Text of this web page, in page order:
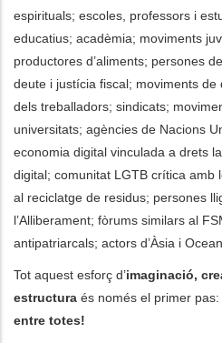
espirituals; escoles, professors i
educatius; acadèmia; moviments
productores d’aliments; persones
deute i justícia fiscal; moviments
dels treballadors; sindicats;
universitats; agències de Nacions
economia digital vinculada a drets
digital; comunitat LGTB crítica amb
al reciclatge de residus; persones
l’Alliberament; fòrums similars al
antipatriarcals; actors d’Àsia i
Tot aquest esforç d’imaginació,
estructura és només el primer pas:
entre totes!